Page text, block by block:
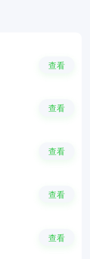
查看
查看
查看
查看
查看